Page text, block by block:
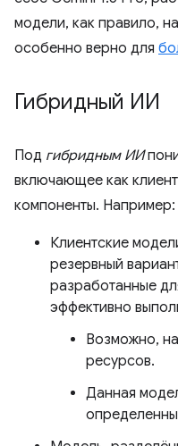
модели, как правило,
особенно верно для
Гибридный ИИ
Под гибридным ИИ
включающее как
компоненты. Например:
Клиентские
резервный
разработанные
эффективно
Возможно, на
ресурсов.
Данная